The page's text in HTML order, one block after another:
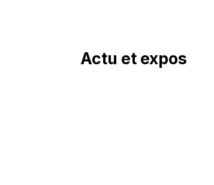
Actu et expos